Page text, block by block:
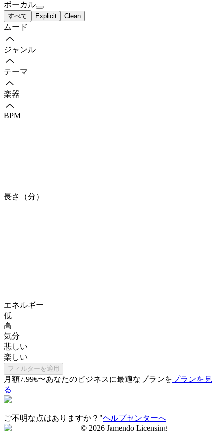
ボーカル
すべて Explicit Clean
ムード
ジャンル
テーマ
楽器
BPM
長さ（分）
エネルギー
低
高
気分
悲しい
楽しい
フィルターを適用
月額7.99€〜あなたのビジネスに最適なプランをプランを見
る
ご不明な点はありますか？"ヘルプセンターへ
© 2026 Jamendo Licensing